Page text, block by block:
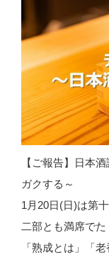
【ご報告】日本
ガクする～
1月20日(日)は第
二部とも満席でた
「熟成とは」「